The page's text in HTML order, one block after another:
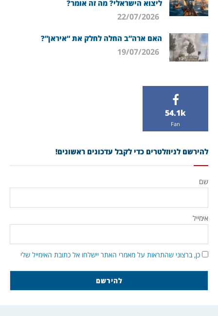
ליצוא הישראלי? מה זה אומר?
האם ארה”ב החלה לחלק את “איראן”?
54.1k
Fan
להירשם לניוזלטרים כדי לקבל עדכונים ראשונים!
שם
אימייל
כן, ברצוני שהתראות על מאמרי האתר יישלחו אל כתובת האימייל שלי